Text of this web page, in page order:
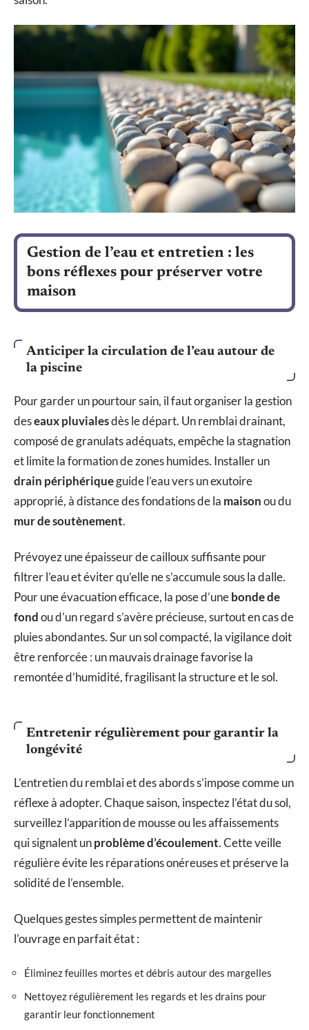
Gestion de l’eau et entretien : les
bons réflexes pour préserver votre
maison
Anticiper la circulation de l’eau autour de
la piscine
Pour garder un pourtour sain, il faut organiser la gestion
deseaux pluvialesdès le départ. Un remblai drainant,
composé de granulats adéquats, empêche la stagnation
et limite la formation de zones humides. Installer un
drain périphériqueguide l’eau vers un exutoire
approprié, à distance des fondations de la maisonou du
mur de soutènement.
Prévoyez une épaisseur de cailloux suffisante pour
filtrer l’eau et éviter qu’elle ne s’accumule sous la dalle.
Pour une évacuation efficace, la pose d’unebonde de
fondou d’un regard s’avère précieuse, surtout en cas de
pluies abondantes. Sur un sol compacté, la vigilance doit
être renforcée : un mauvais drainage favorise la
remontée d’humidité, fragilisant la structure et le sol.
Entretenir régulièrement pour garantir la
longévité
L’entretien du remblai et des abords s’impose comme un
réflexe à adopter. Chaque saison, inspectez l’état du sol,
surveillez l’apparition de mousse ou les affaissements
qui signalent unproblème d’écoulement. Cette veille
régulière évite les réparations onéreuses et préserve la
solidité de l’ensemble.
Quelques gestes simples permettent de maintenir
l’ouvrage en parfait état :
Éliminez feuilles mortes et débris autour des margelles
Nettoyez régulièrement les regards et les drains pour
garantir leur fonctionnement